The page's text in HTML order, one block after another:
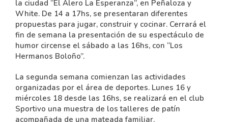
la ciudad “El Alero La Esperanza”, en Peñaloza y
White. De 14 a 17hs, se presentaran diferentes
propuestas para jugar, construir y cocinar. Cerrará el
fin de semana la presentación de su espectáculo de
humor circense el sábado a las 16hs, con “Los
Hermanos Boloño”.
La segunda semana comienzan las actividades
organizadas por el área de deportes. Lunes 16 y
miércoles 18 desde las 16hs, se realizará en el club
Sportivo una muestra de los talleres de patín
acompañada de una mateada familiar.